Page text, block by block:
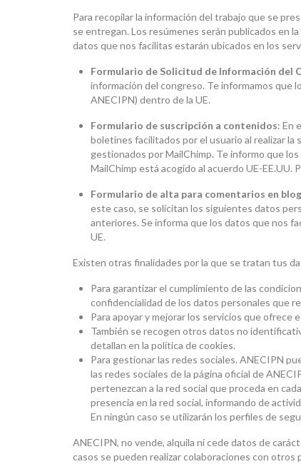
Para recopilar la información del trabajo que se
se entregan. Los resúmenes serán publicados en
datos que nos facilitas estarán ubicados en los
Formulario de Solicitud de Información del
información del congreso. Te informamos que
ANECIPN) dentro de la UE.
Formulario de suscripción a contenidos: En
boletines facilitados por el usuario al realizar
gestionados por MailChimp. Te informo que
MailChimp está acogido al acuerdo UE-
Formulario de alta para comentarios en
este caso, se solicitan los siguientes datos
anteriores. Se informa que los datos que nos
UE.
Existen otras finalidades por la que se tratan tus
Para garantizar el cumplimiento de las
confidencialidad de los datos personales que
Para apoyar y mejorar los servicios que ofrece
También se recogen otros datos no
detallan en la política de cookies.
Para gestionar las redes sociales. ANECIPN
las redes sociales de la página oficial de
pertenezcan a la red social que proceda en
presencia en la red social, informando de
En ningún caso se utilizarán los perfiles de
ANECIPN, no vende, alquila ni cede datos de
casos se pueden realizar colaboraciones con